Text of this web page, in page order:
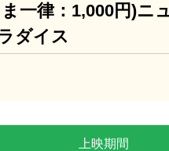
一律：1,000円)ニ
ダイス
上映期間